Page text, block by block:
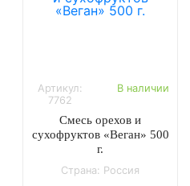
Артикул:
7762
В наличии
Смесь орехов и
сухофруктов «Веган» 500
г.
Страна: Россия